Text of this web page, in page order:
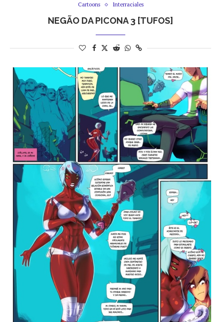
Cartoons Interraciales
NEGÃO DA PICONA 3 [TUFOS]